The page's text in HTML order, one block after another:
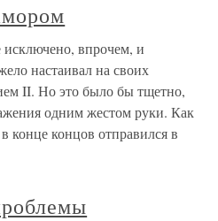
впрочем, и
настаивал на своих
II. Но это было бы тщетно,
одним жестом руки. Как
конце концов отправился в